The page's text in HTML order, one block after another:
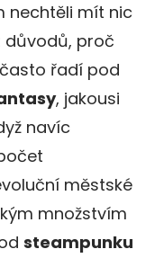
nechtěli mít nic
důvodů, proč
řadí pod
, jakousi
navíc
městské
množstvím
steampunku